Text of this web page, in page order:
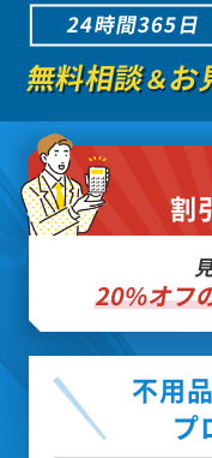
24時間365日
無料相談＆お
割
20%オフ
不用
プ